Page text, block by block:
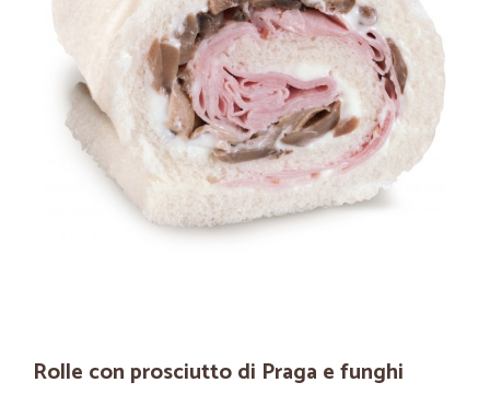
Rolle con prosciutto di Praga e funghi